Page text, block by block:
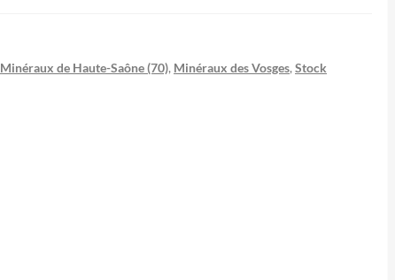
Minéraux de Haute-Saône (70), Minéraux des Vosges, Stock